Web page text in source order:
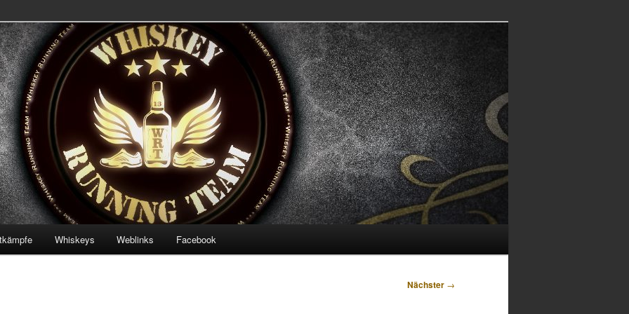
Team
Whiskeys Weblinks Facebook
Nächster →